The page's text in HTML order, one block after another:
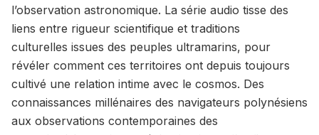
l’observation astronomique. La série audio tisse des
liens entre rigueur scientifique et traditions
culturelles issues des peuples ultramarins, pour
révéler comment ces territoires ont depuis toujours
cultivé une relation intime avec le cosmos. Des
connaissances millénaires des navigateurs polynésiens
aux observations contemporaines des